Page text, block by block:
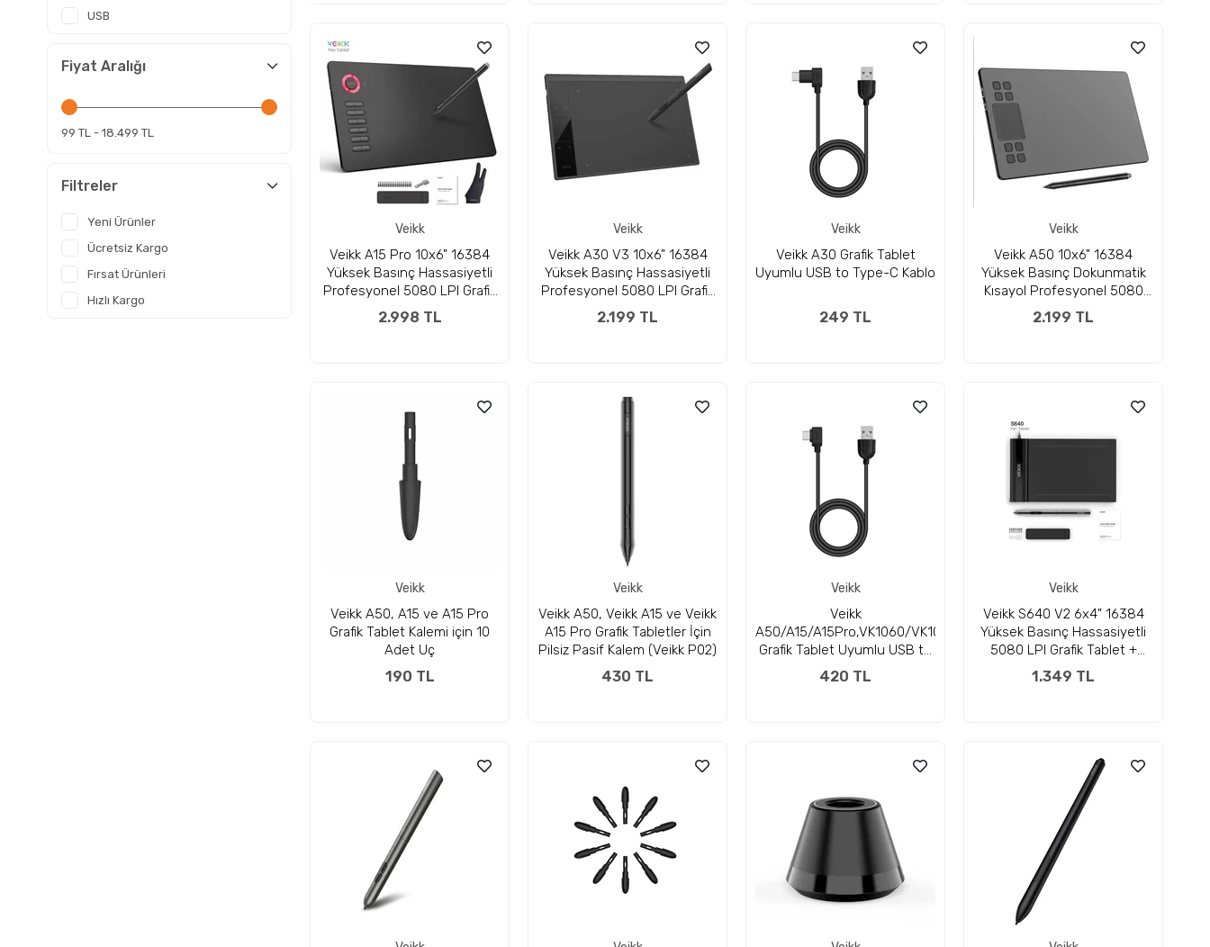
USB
Fiyat Aralığı
99 TL - 18.499 TL
Filtreler
Yeni Ürünler
Ücretsiz Kargo
Fırsat Ürünleri
Hızlı Kargo
Veikk
Veikk A15 Pro 10x6" 16384
Yüksek Basınç Hassasiyetli
Profesyonel 5080 LPI Grafik
Tablet + Kalem
2.998 TL
Veikk
Veikk A30 V3 10x6" 16384
Yüksek Basınç Hassasiyetli
Profesyonel 5080 LPI Grafik
Tablet + Kalem
2.199 TL
Veikk
Veikk A30 Grafik Tablet
Uyumlu USB to Type-C Kablo
249 TL
Veikk
Veikk A50 10x6" 16384
Yüksek Basınç Dokunmatik
Kısayol Profesyonel 5080
LPI Grafik Tablet + Kalem
2.199 TL
Veikk
Veikk A50, A15 ve A15 Pro
Grafik Tablet Kalemi için 10
Adet Uç
190 TL
Veikk
Veikk A50, Veikk A15 ve Veikk
A15 Pro Grafik Tabletler İçin
Pilsiz Pasif Kalem (Veikk P02)
430 TL
Veikk
Veikk
A50/A15/A15Pro,VK1060/VK1060Pro
Grafik Tablet Uyumlu USB to
Type-C Kablo
420 TL
Veikk
Veikk S640 V2 6x4" 16384
Yüksek Basınç Hassasiyetli
5080 LPI Grafik Tablet +
Kalem
1.349 TL